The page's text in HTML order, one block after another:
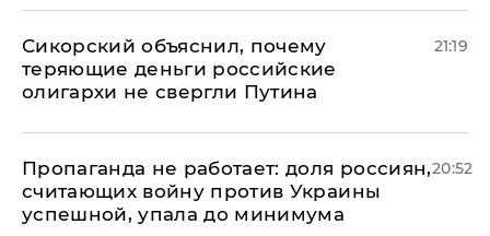
Сикорский объяснил, почему
теряющие деньги российские
олигархи не свергли Путина
21:19
​Пропаганда не работает: доля россиян,
считающих войну против Украины
успешной, упала до минимума
20:52